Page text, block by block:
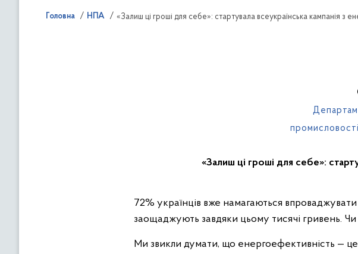
Головна НПА «Залиш ці гроші для себе»: стартувала всеукраїнська кампанія з
«Залиш ці гроші для себе»:
72% українців вже намагаються впроваджувати енергоефективні звички у повсякденному житті — і
заощаджують завдяки цьому тисячі гривень.
Ми звикли думати, що енергоефективність —